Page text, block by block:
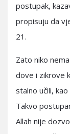
postupak,
propisuju da
21.
Zato niko
dove i zikrove
stalno učili,
Takvo
Allah nije